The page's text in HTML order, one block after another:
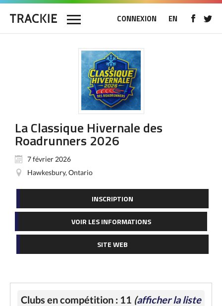
CONNEXION EN
La Classique Hivernale des
Roadrunners 2026
7 février 2026
Hawkesbury, Ontario
INSCRIPTION
VOIR LES INFORMATIONS
SITE WEB
Clubs en compétition : 11 (afficher la liste